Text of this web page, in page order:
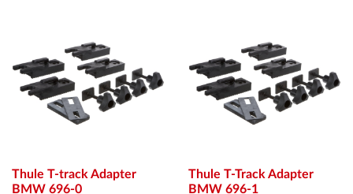
Thule T-track Adapter
BMW 696-0
Thule T-Track Adapter
BMW 696-1